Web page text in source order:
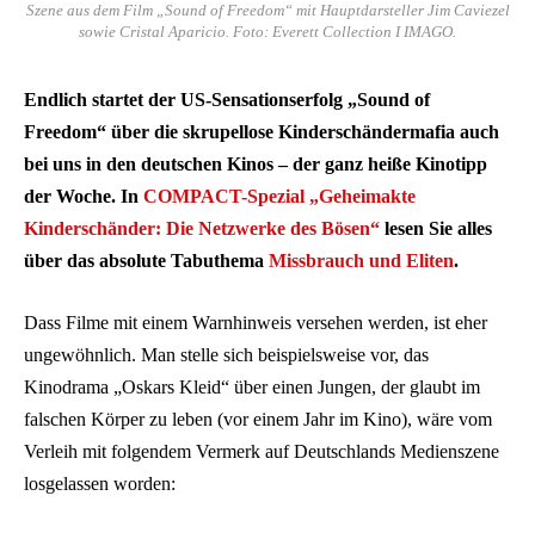
Szene aus dem Film „Sound of Freedom“ mit Hauptdarsteller Jim Caviezel
sowie Cristal Aparicio. Foto: Everett Collection I IMAGO.
Endlich startet der US-Sensationserfolg „Sound of
Freedom“ über die skrupellose Kinderschändermafia auch
bei uns in den deutschen Kinos – der ganz heiße Kinotipp
der Woche. In COMPACT-Spezial „Geheimakte
Kinderschänder: Die Netzwerke des Bösen“ lesen Sie alles
über das absolute Tabuthema Missbrauch und Eliten.
Dass Filme mit einem Warnhinweis versehen werden, ist eher
ungewöhnlich. Man stelle sich beispielsweise vor, das
Kinodrama „Oskars Kleid“ über einen Jungen, der glaubt im
falschen Körper zu leben (vor einem Jahr im Kino), wäre vom
Verleih mit folgendem Vermerk auf Deutschlands Medienszene
losgelassen worden: